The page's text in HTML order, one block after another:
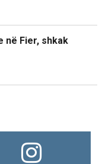
në Fier, shkak